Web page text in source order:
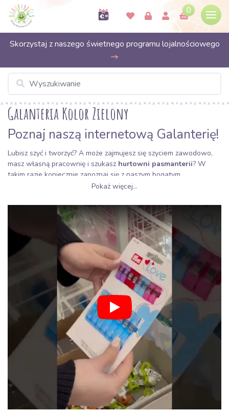
0
Skorzystaj z naszego świetnego programu lojalnościowego
Galanteria Kolor Zielony
Poznaj naszą internetową Galanterię!
Lubisz szyć i tworzyć? A może zajmujesz się szyciem zawodowo,
masz własną pracownię i szukasz hurtowni pasmanterii? W
takim razie koniecznie zapoznaj się z naszym bogatym
asortymentem. Oferujemy Ci wysokiej jakości
z którymi pracujesz!
Pokaż więcej...